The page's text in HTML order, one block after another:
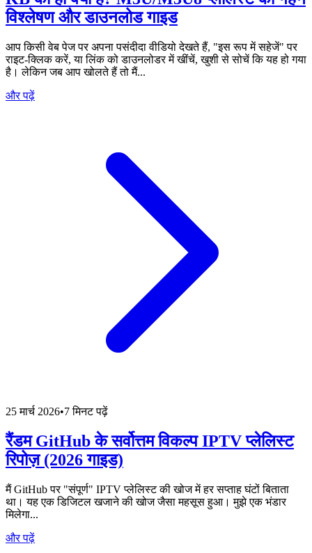
विश्लेषण और डाउनलोड गाइड
आप किसी वेब पेज पर अपना पसंदीदा वीडियो देखते हैं, "इस रूप में सहेजें" पर
राइट-क्लिक करें, या लिंक को डाउनलोडर में खींचें, खुशी से सोचें कि यह हो गया
है। लेकिन जब आप खोलते हैं तो मैं...
और पढ़ें
25 मार्च 2026•7 मिनट पढ़ें
रैंडम GitHub के सर्वोत्तम विकल्प IPTV प्लेलिस्ट
रिपोज़ (2026 गाइड)
मैं GitHub पर "संपूर्ण" IPTV प्लेलिस्ट की खोज में हर सप्ताह घंटों बिताता
था। यह एक डिजिटल खजाने की खोज जैसा महसूस हुआ। मुझे एक भंडार
मिलेगा...
और पढ़ें